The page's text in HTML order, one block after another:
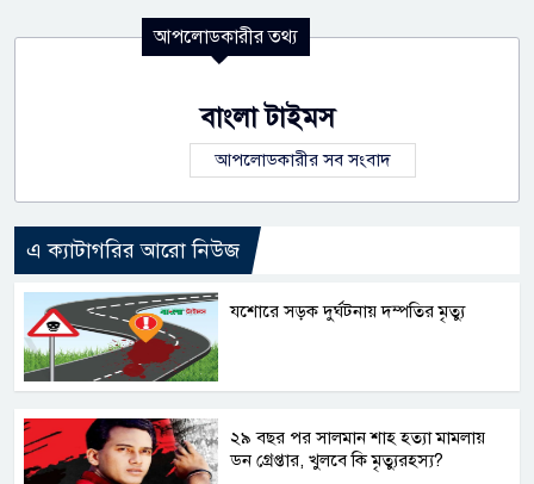
আপলোডকারীর তথ্য
বাংলা টাইমস
আপলোডকারীর সব সংবাদ
এ ক্যাটাগরির আরো নিউজ
যশোরে সড়ক দুর্ঘটনায় দম্পতির মৃত্যু
২৯ বছর পর সালমান শাহ হত্যা মামলায়
ডন গ্রেপ্তার, খুলবে কি মৃত্যুরহস্য?